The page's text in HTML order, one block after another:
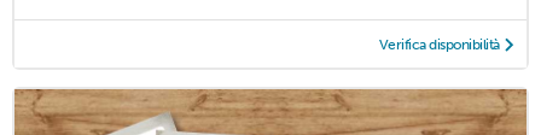
Verifica disponibilità